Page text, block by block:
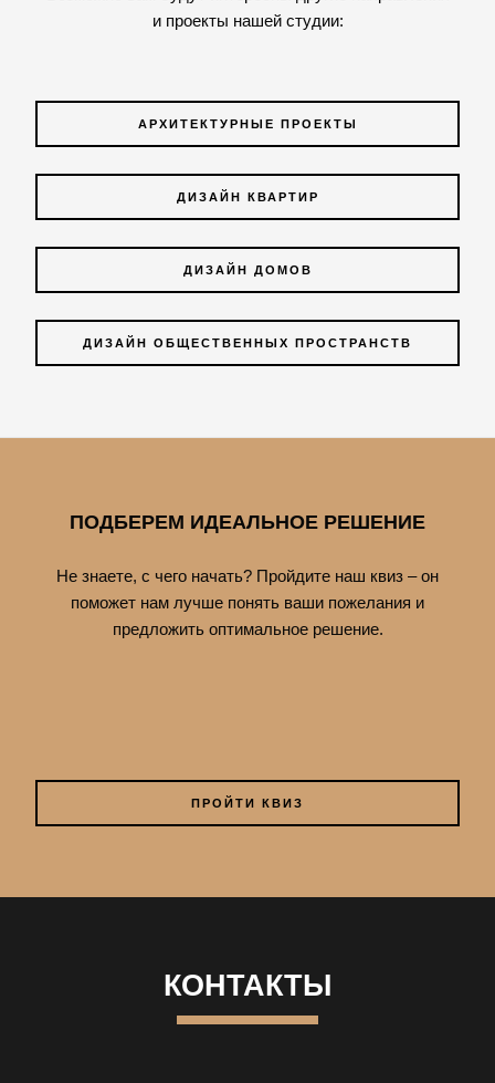
и проекты нашей студии:
АРХИТЕКТУРНЫЕ ПРОЕКТЫ
ДИЗАЙН КВАРТИР
ДИЗАЙН ДОМОВ
ДИЗАЙН ОБЩЕСТВЕННЫХ ПРОСТРАНСТВ
ПОДБЕРЕМ ИДЕАЛЬНОЕ РЕШЕНИЕ
Не знаете, с чего начать? Пройдите наш квиз – он
поможет нам лучше понять ваши пожелания и
предложить оптимальное решение.
ПРОЙТИ КВИЗ
КОНТАКТЫ